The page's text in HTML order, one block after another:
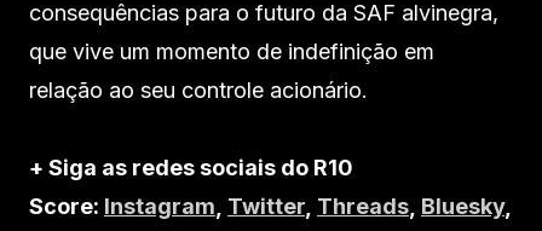
consequências para o futuro da SAF alvinegra,
que vive um momento de indefinição em
relação ao seu controle acionário.
+ Siga as redes sociais do R10
Score: Instagram, Twitter, Threads, Bluesky,